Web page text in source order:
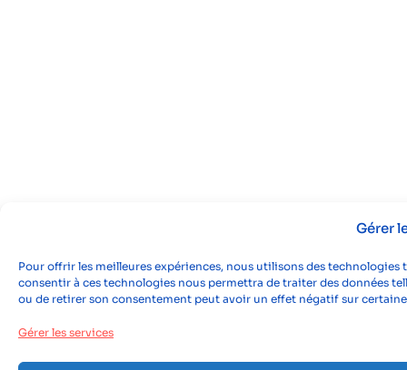
Gérer
Pour offrir les meilleures expériences, nous utilisons des
consentir à ces technologies nous permettra de traiter des données
ou de retirer son consentement peut avoir un effet négatif sur
Gérer les services